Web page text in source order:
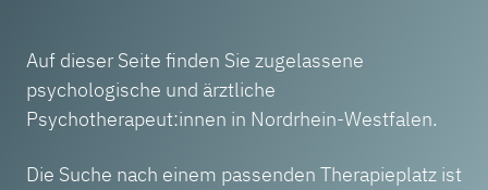
Auf dieser Seite finden Sie zugelassene
psychologische und ärztliche
Psychotherapeut:innen in Nordrhein-Westfalen.
Die Suche nach einem passenden Therapieplatz ist